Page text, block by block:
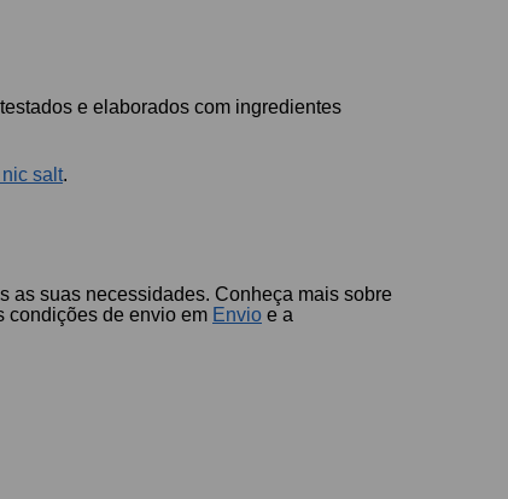
e elaborados com ingredientes
salt.
as suas necessidades. Conheça mais sobre
condições de envio em Envio e a